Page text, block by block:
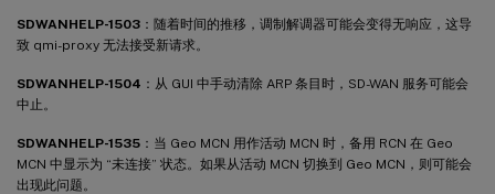
SDWANHELP-1503 ：随着时间的推移，调制解调器可能会变得无响应，这导
致 qmi-proxy 无法接受新请求。
SDWANHELP-1504 ：从 GUI 中手动清除 ARP 条目时，SD-WAN 服务可能会
中止。
SDWANHELP-1535 ：当 Geo MCN 用作活动 MCN 时，备用 RCN 在 Geo
MCN 中显示为 “未连接” 状态。如果从活动 MCN 切换到 Geo MCN，则可能会
出现此问题。